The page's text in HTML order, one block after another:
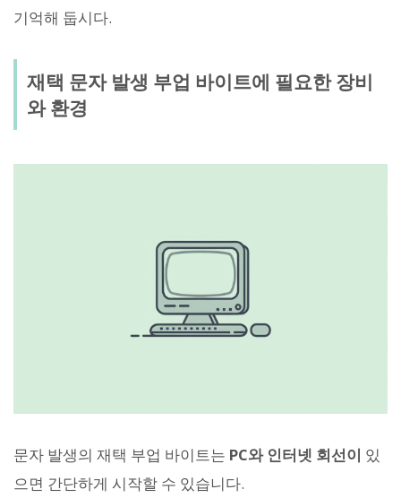
기억해 둡시다.
재택 문자 발생 부업 바이트에 필요한 장비
와 환경
문자 발생의 재택 부업 바이트는 PC와 인터넷 회선이 있
으면 간단하게 시작할 수 있습니다.